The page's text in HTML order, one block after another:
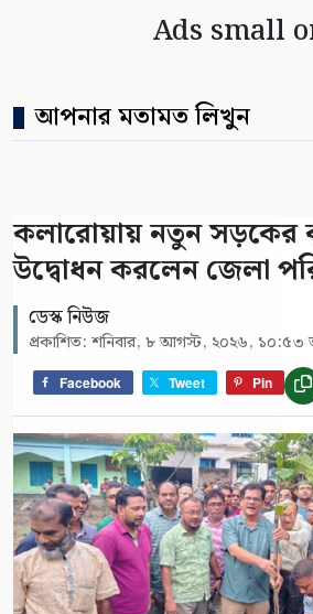
Ads small
আপনার মতামত লিখুন
কলারোয়ায় নতুন সড়কের
উদ্বোধন করলেন জেলা
ডেস্ক নিউজ
প্রকাশিত: শনিবার, ৮ আগস্ট, ২০২৬, ১০:৫৩
Facebook Tweet Pin